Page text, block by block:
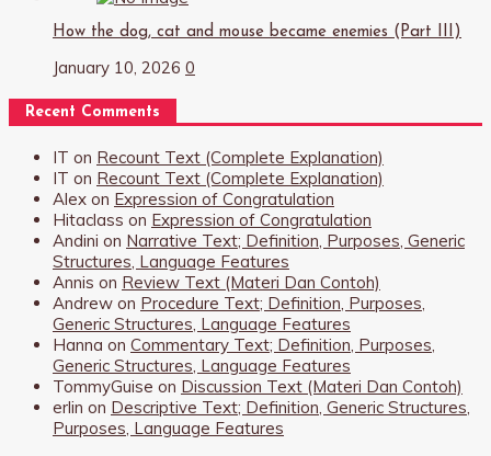
How the dog, cat and mouse became enemies (Part III)
January 10, 2026 0
Recent Comments
IT on Recount Text (Complete Explanation)
IT on Recount Text (Complete Explanation)
Alex on Expression of Congratulation
Hitaclass on Expression of Congratulation
Andini on Narrative Text; Definition, Purposes, Generic
Structures, Language Features
Annis on Review Text (Materi Dan Contoh)
Andrew on Procedure Text; Definition, Purposes,
Generic Structures, Language Features
Hanna on Commentary Text; Definition, Purposes,
Generic Structures, Language Features
TommyGuise on Discussion Text (Materi Dan Contoh)
erlin on Descriptive Text; Definition, Generic Structures,
Purposes, Language Features